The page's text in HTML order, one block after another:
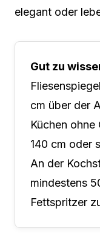
elegant oder
Gut zu
cm über der
Küchen
140 cm oder
An der
mindestens
Fettspritzer